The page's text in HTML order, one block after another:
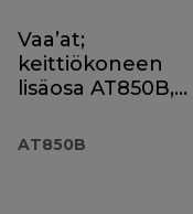
Vaa’at;
keittiökoneen
lisäosa AT850B,
AT850B